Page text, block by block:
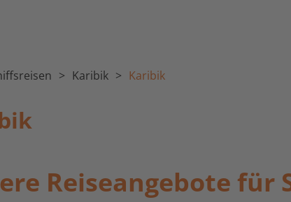
Karibik Karibik
Reiseangebote für